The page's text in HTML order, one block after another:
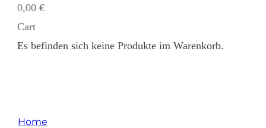
0,00 €
Cart
Es befinden sich keine Produkte im Warenkorb.
Home